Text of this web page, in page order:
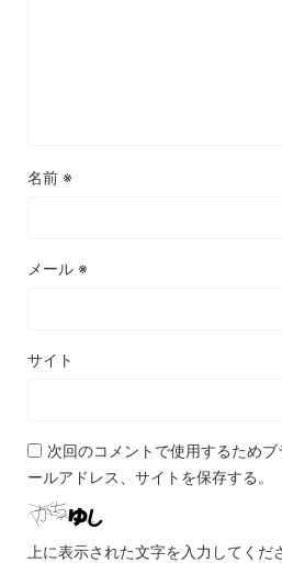
名前 ※
メール ※
サイト
次回のコメントで使用するため
ールアドレス、サイトを保存する。
上に表示された文字を入力してくだ